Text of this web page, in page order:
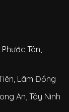
Tân,
Lâm Đồng
An, Tây Ninh